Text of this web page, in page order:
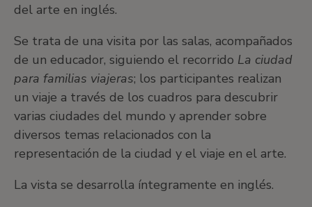
del arte en inglés.
Se trata de una visita por las salas, acompañados
de un educador, siguiendo el recorrido La ciudad
para familias viajeras; los participantes realizan
un viaje a través de los cuadros para descubrir
varias ciudades del mundo y aprender sobre
diversos temas relacionados con la
representación de la ciudad y el viaje en el arte.
La vista se desarrolla íntegramente en inglés.